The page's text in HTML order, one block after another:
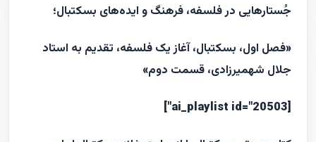
جُستارهایی در فلسفه، فرهنگ و ایده‌های بسکتبال؛
«فصل اول، بسکتبال، آغاز یک فلسفه، تقدیم به استاد
جلال شهمیرزادی، قسمت دوم»
[ai_playlist id="20503"]